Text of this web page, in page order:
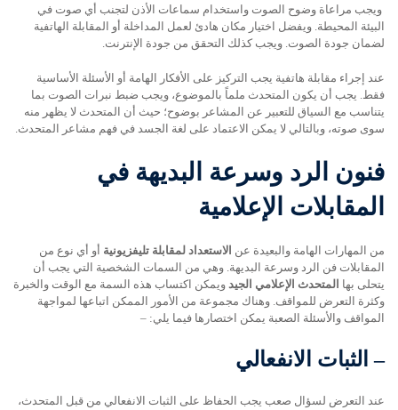
ويجب مراعاة وضوح الصوت واستخدام سماعات الأذن لتجنب أي صوت في
البيئة المحيطة. ويفضل اختيار مكان هادئ لعمل المداخلة أو المقابلة الهاتفية
لضمان جودة الصوت. ويجب كذلك التحقق من جودة الإنترنت.
عند إجراء مقابلة هاتفية يجب التركيز على الأفكار الهامة أو الأسئلة الأساسية
فقط. يجب أن يكون المتحدث ملماً بالموضوع، ويجب ضبط نبرات الصوت بما
يتناسب مع السياق للتعبير عن المشاعر بوضوح؛ حيث أن المتحدث لا يظهر منه
سوى صوته، وبالتالي لا يمكن الاعتماد على لغة الجسد في فهم مشاعر المتحدث.
فنون الرد وسرعة البديهة في
المقابلات الإعلامية
من المهارات الهامة والبعيدة عن الاستعداد لمقابلة تليفزيونية أو أي نوع من
المقابلات فن الرد وسرعة البديهة. وهي من السمات الشخصية التي يجب أن
يتحلى بها المتحدث الإعلامي الجيد ويمكن اكتساب هذه السمة مع الوقت والخبرة
وكثرة التعرض للمواقف. وهناك مجموعة من الأمور الممكن اتباعها لمواجهة
المواقف والأسئلة الصعبة يمكن اختصارها فيما يلي: –
– الثبات الانفعالي
عند التعرض لسؤال صعب يجب الحفاظ على الثبات الانفعالي من قبل المتحدث،